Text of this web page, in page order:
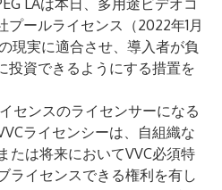
LAは本日、多用途ビデオコ
プールライセンス（2022年1月
現実に適合させ、導入者が負
投資できるようにする措置を
センスのライセンサーになる
ライセンシーは、自組織な
たは将来においてVVC必須特
ライセンスできる権利を有し